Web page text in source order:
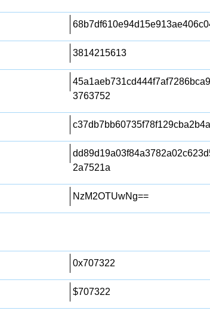
3814215613
3763752
2a7521a
NzM2OTUwNg==
0x707322
$707322